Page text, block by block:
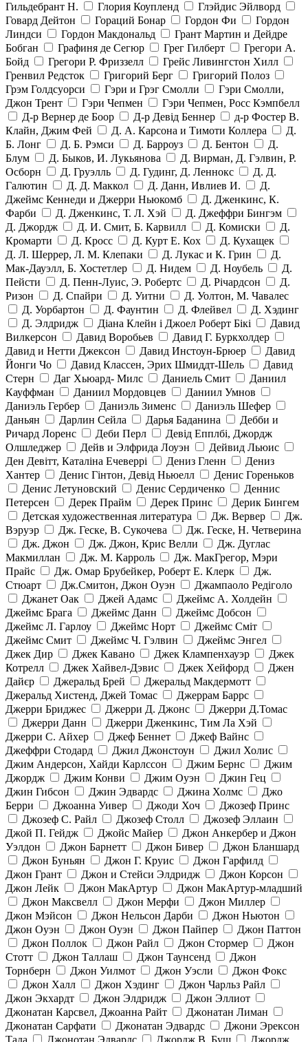
Гильдебрант Н.
Глория Коупленд
Глэйдис Эйлворд
Говард Дейтон
Гораций Бонар Гордон Фи
Гордон
Линдси
Гордон Макдональд
Грант Мартин и Дейдре
Бобган
Графиня де Сегюр Грег Гилберт
Грегори А.
Бойд
Грегори Р. Фриззелл
Грейс Ливингстон Хилл
Гренвил Редсток
Григорий Берг
Григорий Полоз
Грэм Голдсуорси
Гэри и Грэг Смолли
Гэри Смолли,
Джон Трент
Гэри Чепмен
Гэри Чепмен, Росс Кэмпбелл
Д-р Вернер де Боор
Д-р Девід Беннер
д-р Фостер В.
Клайн, Джим Фей
Д. А. Карсона и Тимоти Коллера
Д.
Б. Лонг
Д. Б. Рэмси Д. Барроуз Д. Бентон
Д.
Блум
Д. Быков, И. Лукьянова
Д. Вирман, Д. Гэлвин, Р.
Осборн
Д. Груэлль Д. Гудинг, Д. Леннокс
Д. Д.
Галютин
Д. Д. Маккол Д. Данн, Ивлиев И.
Д.
Джеймс Кеннеди и Джерри Ньюкомб
Д. Дженкинс, К.
Фарби
Д. Дженкинс, Т. Л. Хэй
Д. Джеффри Бингэм
Д. Джордж
Д. И. Смит, Б. Карвилл Д. Комиски
Д.
Кромарти
Д. Кросс Д. Курт Е. Кох
Д. Кухащек
Д. Л. Шеррер, Л. М. Клепаки
Д. Лукас и К. Грин
Д.
Мак-Дауэлл, Б. Хостетлер
Д. Нидем Д. Ноубель
Д.
Пейсти
Д. Пенн-Луис, Э. Робертс Д. Річардсон
Д.
Ризон
Д. Спайри Д. Уитни
Д. Уолтон, М. Чавалес
Д. Уорбартон
Д. Фаунтин Д. Флейвел
Д. Хэдинг
Д. Элдридж
Діана Клейн і Джоел Роберт Бікі
Давид
Вилкерсон
Давид Воробьев
Давид Г. Буркхолдер
Давид и Нетти Джексон
Давид Инстоун-Брюер
Давид
Йонги Чо
Давид Классен, Эрих Шмиддт-Шель
Давид
Стерн
Даг Хьюард- Милс Даниель Смит
Даниил
Кауффман
Даниил Мордовцев
Даниил Умнов
Даниэль Гербер
Даниэль Зименс
Даниэль Шефер
Даньян
Дарлин Сейла Дарья Баданина
Дебби и
Ричард Лоренс
Деби Перл
Девід Епплбі, Джордж
Олшледжер
Дейв и Элфрида Лоуэн
Дейвид Льюис
Ден Девітт, Каталіна Ечеверрі
Дениз Гленн
Дениз
Хантер
Денис Гінтон, Девід Ньюелл
Денис Гореньков
Денис Летуновский
Денис Сердиченко
Деннис
Петерсен
Дерек Прайм Дерек Принс
Дерик Бингем
Детская художественная литература
Дж. Вервер
Дж.
Вэруэр
Дж. Геске, В. Сукочева
Дж. Геске, Н. Четверина
Дж. Джон
Дж. Джон, Крис Велли
Дж. Дуглас
Макмиллан
Дж. М. Карроль
Дж. МакГрегор, Мэри
Прайс
Дж. Омар Брубейкер, Роберт Е. Клерк
Дж.
Стюарт
Дж.Смитон, Джон Оуэн
Джампаоло Редіголо
Джанет Оак
Джей Адамс
Джеймс А. Холдейн
Джеймс Брага
Джеймс Данн
Джеймс Добсон
Джеймс Л. Гарлоу
Джеймс Норт
Джеймс Сміт
Джеймс Смит
Джеймс Ч. Гэлвин
Джеймс Энгел
Джек Дир
Джек Кавано Джек Клампенхауэр
Джек
Котрелл
Джек Хайвел-Дэвис Джек Хейфорд
Джен
Дайєр
Джеральд Брей
Джеральд Макдермотт
Джеральд Хистенд, Джей Томас
Джеррам Баррс
Джерри Бриджес
Джерри Д. Джонс
Джерри Д.Томас
Джерри Данн
Джерри Дженкинс, Тим Ла Хэй
Джерри С. Айхер
Джеф Беннет
Джеф Вайнс
Джеффри Стодард
Джил Джонстоун
Джил Холис
Джим Андерсон, Хайди Карлссон
Джим Бернс
Джим
Джордж
Джим Конви Джим Оуэн
Джин Гец
Джин Гибсон
Джин Эдвардс Джина Холмс
Джо
Берри
Джоанна Уивер Джоди Хоч
Джозеф Принс
Джозеф С. Райл
Джозеф Столл
Джозеф Эллаин
Джой П. Гейдж
Джойс Майер
Джон Анкербер и Джон
Уэлдон
Джон Барнетт Джон Бивер
Джон Бланшард
Джон Буньян
Джон Г. Круис
Джон Гарфилд
Джон Грант
Джон и Стейси Элдридж
Джон Корсон
Джон Лейк
Джон МакАртур
Джон МакАртур-младший
Джон Максвелл
Джон Мерфи
Джон Миллер
Джон Мэйсон
Джон Нельсон Дарби
Джон Ньютон
Джон Оуэн
Джон Оуэн Джон Пайпер
Джон Паттон
Джон Поллок
Джон Райл Джон Стормер
Джон
Стотт
Джон Таллаш Джон Таунсенд
Джон
Торнберн
Джон Уилмот Джон Уэсли
Джон Фокс
Джон Халл
Джон Хэдинг
Джон Чарльз Райл
Джон Экхардт
Джон Элдридж
Джон Эллиот
Джонатан Карсвел, Джоанна Райт
Джонатан Лиман
Джонатан Сарфати
Джонатан Эдвардс
Джони Эрексон